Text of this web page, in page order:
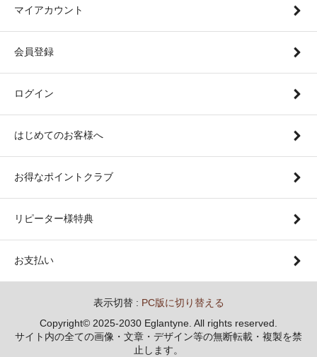
マイアカウント
会員登録
ログイン
はじめてのお客様へ
お得なポイントクラブ
リピーター様特典
お支払い
表示切替 : PC版に切り替える
Copyright© 2025-2030 Eglantyne. All rights reserved.
サイト内の全ての画像・文章・デザイン等の無断転載・複製を禁
止します。